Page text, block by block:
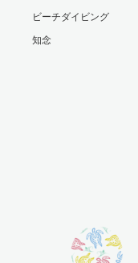
ビーチダイビング
知念